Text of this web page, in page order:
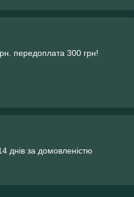
передоплата 300 грн!
днів за домовленістю